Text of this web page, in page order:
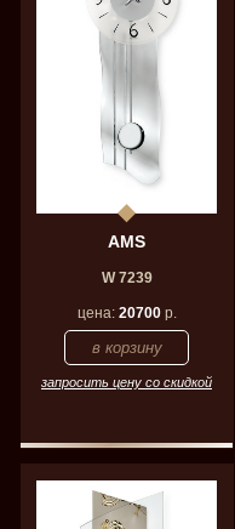
AMS
W 7239
цена: 20700р.
запросить цену со скидкой